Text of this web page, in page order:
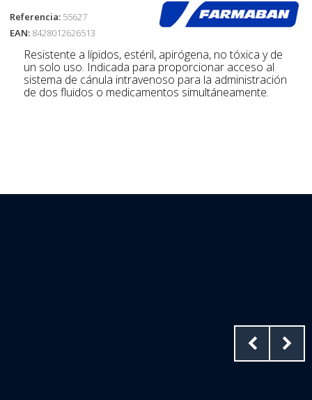
Referencia: 55627
EAN: 8428012626513
Resistente a lípidos, estéril, apirógena, no tóxica y de
un solo uso. Indicada para proporcionar acceso al
sistema de cánula intravenoso para la administración
de dos fluidos o medicamentos simultáneamente.